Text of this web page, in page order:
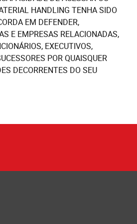
HANDLING TENHA SIDO
EM DEFENDER,
E EMPRESAS RELACIONADAS,
EXECUTIVOS,
POR QUAISQUER
DECORRENTES DO SEU